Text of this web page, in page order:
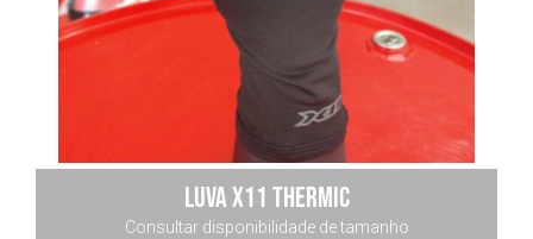
LUVA x11 THERMIC
Consultar disponibilidade de tamanho